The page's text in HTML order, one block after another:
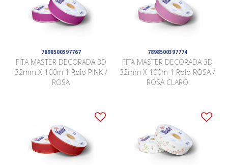
7898500397767
FITA MASTER DECORADA 3D
32mm X 100m 1 Rolo PINK /
ROSA
7898500397774
FITA MASTER DECORADA 3D
32mm X 100m 1 Rolo ROSA /
ROSA CLARO